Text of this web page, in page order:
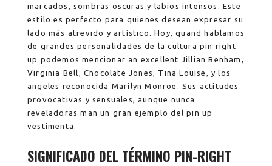
marcados, sombras oscuras y labios intensos. Este
estilo es perfecto para quienes desean expresar su
lado más atrevido y artístico. Hoy, quand hablamos
de grandes personalidades de la cultura pin right
up podemos mencionar an excellent Jillian Benham,
Virginia Bell, Chocolate Jones, Tina Louise, y los
angeles reconocida Marilyn Monroe. Sus actitudes
provocativas y sensuales, aunque nunca
reveladoras man un gran ejemplo del pin up
vestimenta.
SIGNIFICADO DEL TÉRMINO PIN-RIGHT